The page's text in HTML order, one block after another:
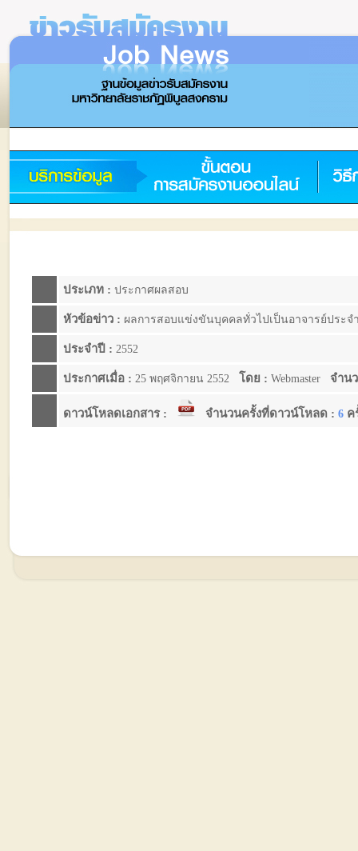
ประเภท : ประกาศผลสอบ
หัวข้อข่าว : ผลการสอบแข่งขันบุคคลทั่วไปเป็นอาจารย์ประจ
ประจำปี : 2552
ประกาศเมื่อ : 25 พฤศจิกายน 2552 โดย : Webmaster จำน
ดาวน์โหลดเอกสาร : จำนวนครั้งที่ดาวน์โหลด : 6 ค